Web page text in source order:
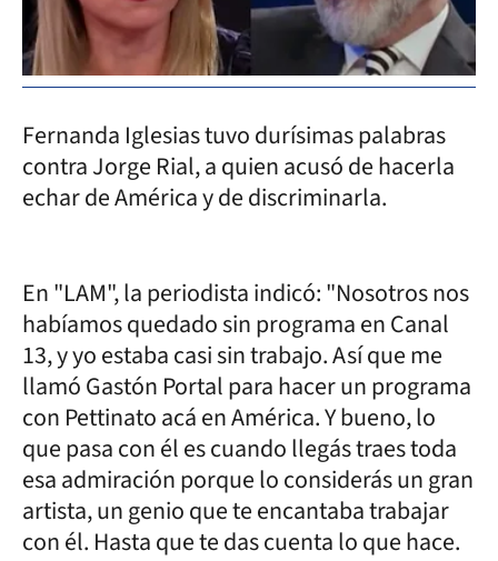
Fernanda Iglesias tuvo durísimas palabras
contra Jorge Rial, a quien acusó de hacerla
echar de América y de discriminarla.
En "LAM", la periodista indicó: "Nosotros nos
habíamos quedado sin programa en Canal
13, y yo estaba casi sin trabajo. Así que me
llamó Gastón Portal para hacer un programa
con Pettinato acá en América. Y bueno, lo
que pasa con él es cuando llegás traes toda
esa admiración porque lo considerás un gran
artista, un genio que te encantaba trabajar
con él. Hasta que te das cuenta lo que hace.